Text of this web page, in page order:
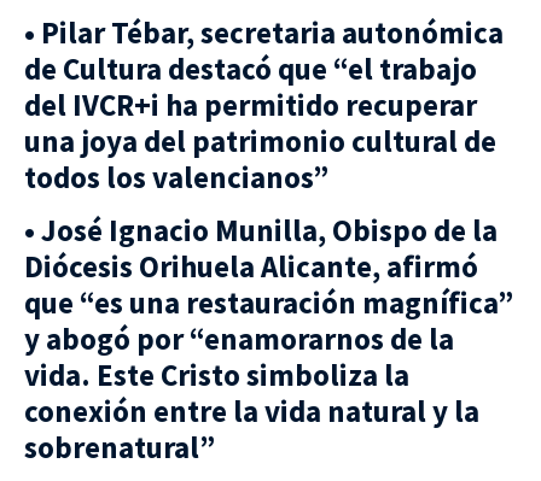
• Pilar Tébar, secretaria autonómica
de Cultura destacó que “el trabajo
del IVCR+i ha permitido recuperar
una joya del patrimonio cultural de
todos los valencianos”
• José Ignacio Munilla, Obispo de la
Diócesis Orihuela Alicante, afirmó
que “es una restauración magnífica”
y abogó por “enamorarnos de la
vida. Este Cristo simboliza la
conexión entre la vida natural y la
sobrenatural”